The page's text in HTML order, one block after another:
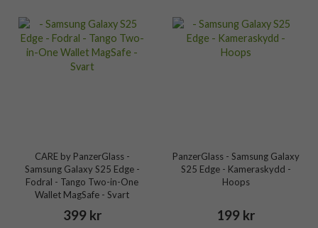
CARE by PanzerGlass -
Samsung Galaxy S25 Edge -
Fodral - Tango Two-in-One
Wallet MagSafe - Svart
399 kr
PanzerGlass - Samsung Galaxy
S25 Edge - Kameraskydd -
Hoops
199 kr